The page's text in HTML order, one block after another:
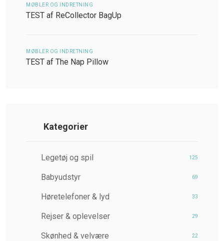
MØBLER OG INDRETNING
TEST af ReCollector BagUp
MØBLER OG INDRETNING
TEST af The Nap Pillow
Kategorier
Legetøj og spil 125
Babyudstyr 69
Høretelefoner & lyd 33
Rejser & oplevelser 29
Skønhed & velvære 22